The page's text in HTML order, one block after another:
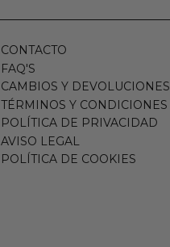
CONTACTO
FAQ'S
CAMBIOS Y DEVOLUCIONES
TÉRMINOS Y CONDICIONES
POLÍTICA DE PRIVACIDAD
AVISO LEGAL
POLÍTICA DE COOKIES